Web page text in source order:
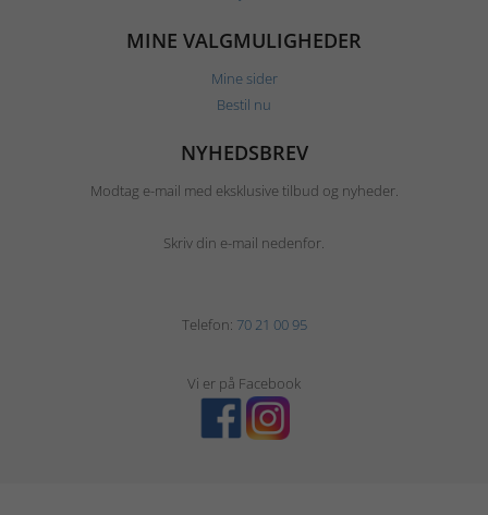
MINE VALGMULIGHEDER
Mine sider
Bestil nu
NYHEDSBREV
Modtag e-mail med eksklusive tilbud og nyheder.
Skriv din e-mail nedenfor.
Telefon: 70 21 00 95
Vi er på Facebook